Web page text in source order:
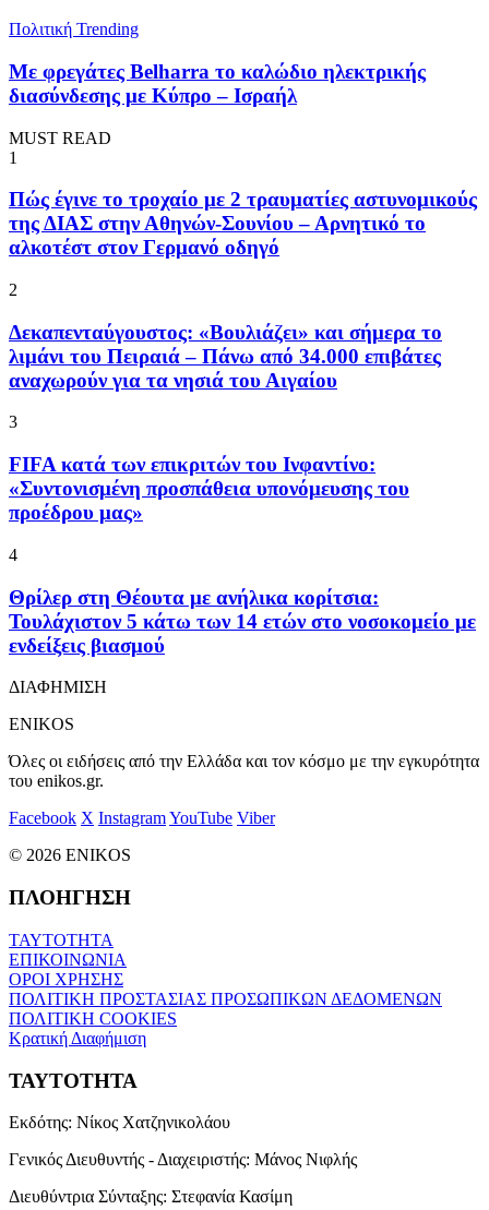
Πολιτική Trending
Με φρεγάτες Belharra το καλώδιο ηλεκτρικής
διασύνδεσης με Κύπρο – Ισραήλ
MUST READ
1
Πώς έγινε το τροχαίο με 2 τραυματίες αστυνομικούς
της ΔΙΑΣ στην Αθηνών-Σουνίου – Αρνητικό το
αλκοτέστ στον Γερμανό οδηγό
2
Δεκαπενταύγουστος: «Βουλιάζει» και σήμερα το
λιμάνι του Πειραιά – Πάνω από 34.000 επιβάτες
αναχωρούν για τα νησιά του Αιγαίου
3
FIFA κατά των επικριτών του Ινφαντίνο:
«Συντονισμένη προσπάθεια υπονόμευσης του
προέδρου μας»
4
Θρίλερ στη Θέουτα με ανήλικα κορίτσια:
Τουλάχιστον 5 κάτω των 14 ετών στο νοσοκομείο με
ενδείξεις βιασμού
ΔΙΑΦΗΜΙΣΗ
ENIKOS
Όλες οι ειδήσεις από την Ελλάδα και τον κόσμο με την εγκυρότητα
του enikos.gr.
Facebook X InstagramYouTube Viber
© 2026 ENIKOS
ΠΛΟΗΓΗΣΗ
ΤΑΥΤΟΤΗΤΑ
ΕΠΙΚΟΙΝΩΝΙΑ
ΟΡΟΙ ΧΡΗΣΗΣ
ΠΟΛΙΤΙΚΗ ΠΡΟΣΤΑΣΙΑΣ ΠΡΟΣΩΠΙΚΩΝ ΔΕΔΟΜΕΝΩΝ
ΠΟΛΙΤΙΚΗ COOKIES
Κρατική Διαφήμιση
ΤΑΥΤΟΤΗΤΑ
Εκδότης: Νίκος Χατζηνικολάου
Γενικός Διευθυντής - Διαχειριστής: Μάνος Νιφλής
Διευθύντρια Σύνταξης: Στεφανία Κασίμη